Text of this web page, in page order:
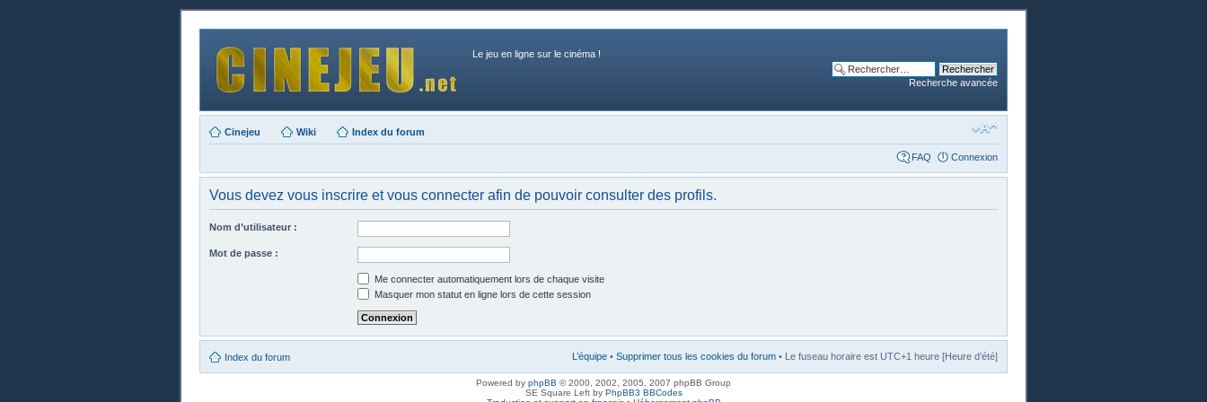
Le jeu en ligne sur le cinéma !
Recherche avancée
Cinejeu Wiki Index du forum
FAQ Connexion
Vous devez vous inscrire et vous connecter afin de pouvoir consulter des profils.
Nom d’utilisateur :
Mot de passe :
Me connecter automatiquement lors de chaque visite
Masquer mon statut en ligne lors de cette session
Index du forum L’équipe • Supprimer tous les cookies du forum • Le fuseau horaire est UTC+1 heure [Heure d’été]
Powered by phpBB © 2000, 2002, 2005, 2007 phpBB Group
SE Square Left by PhpBB3 BBCodes